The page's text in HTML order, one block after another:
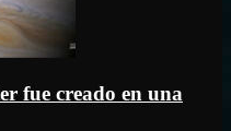
fue creado en una